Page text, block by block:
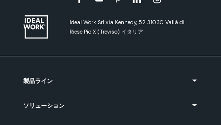
Ideal Work Srl via Kennedy, 52 31030 Vallà di
Riese Pio X (Treviso) イタリア
製品ライン
ソリューション